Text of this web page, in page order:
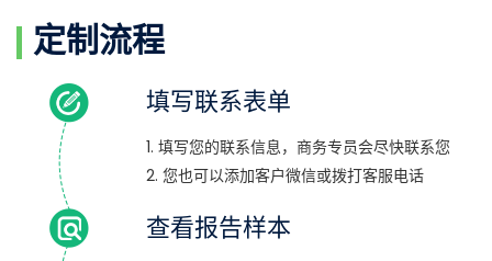
定制流程
填写联系表单
1. 填写您的联系信息，商务专员会尽快联系您
2. 您也可以添加客户微信或拨打客服电话
查看报告样本